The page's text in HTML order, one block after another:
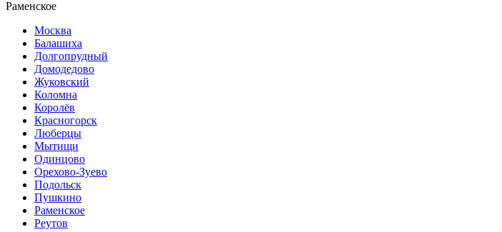
Раменское
Москва
Балашиха
Долгопрудный
Домодедово
Жуковский
Коломна
Королёв
Красногорск
Люберцы
Мытищи
Одинцово
Орехово-Зуево
Подольск
Пушкино
Раменское
Реутов